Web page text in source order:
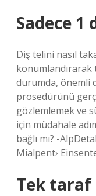
Sadece 1
Diş telini nasıl
durumda, önemli
prosedürünü
gözlemlemek ve
için müdahale
bağlı mı? -
Mialpent›
Tek taraf